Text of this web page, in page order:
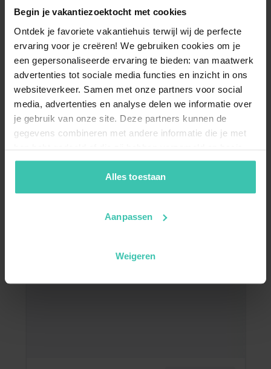
Begin je vakantiezoektocht met cookies
Ontdek je favoriete vakantiehuis terwijl wij de perfecte
ervaring voor je creëren! We gebruiken cookies om je
een gepersonaliseerde ervaring te bieden: van maatwerk
advertenties tot sociale media functies en inzicht in ons
websiteverkeer. Samen met onze partners voor social
media, advertenties en analyse delen we informatie over
je gebruik van onze site. Deze partners kunnen de
gegevens combineren met andere informatie die je met
hen hebt gedeeld of die zij hebben verzameld op basis
van je gebruik van hun diensten. Zo zorgen we ervoor dat
jouw vakantiezoektocht soepel en op maat verloopt!
Alles toestaan
Aanpassen
Weigeren